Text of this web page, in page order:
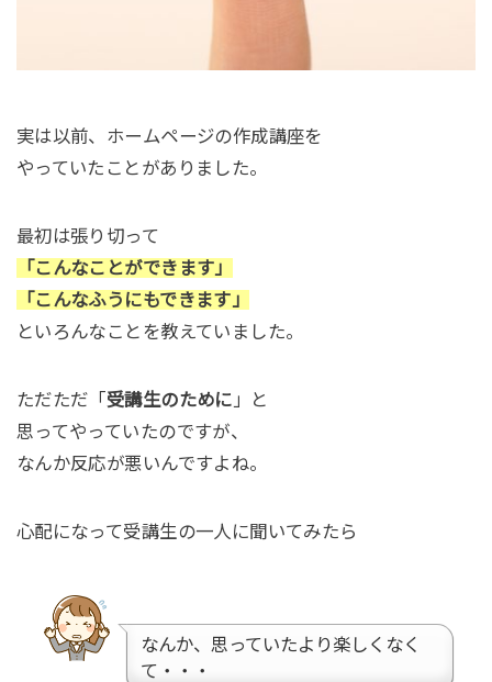
実は以前、ホームページの作成講座を
やっていたことがありました。
最初は張り切って
「こんなことができます」
「こんなふうにもできます」
といろんなことを教えていました。
ただただ「受講生のために 」と
思ってやっていたのですが、
なんか反応が悪いんですよね。
心配になって受講生の一人に聞いてみたら
なんか、思っていたより楽しくなく
て・・・